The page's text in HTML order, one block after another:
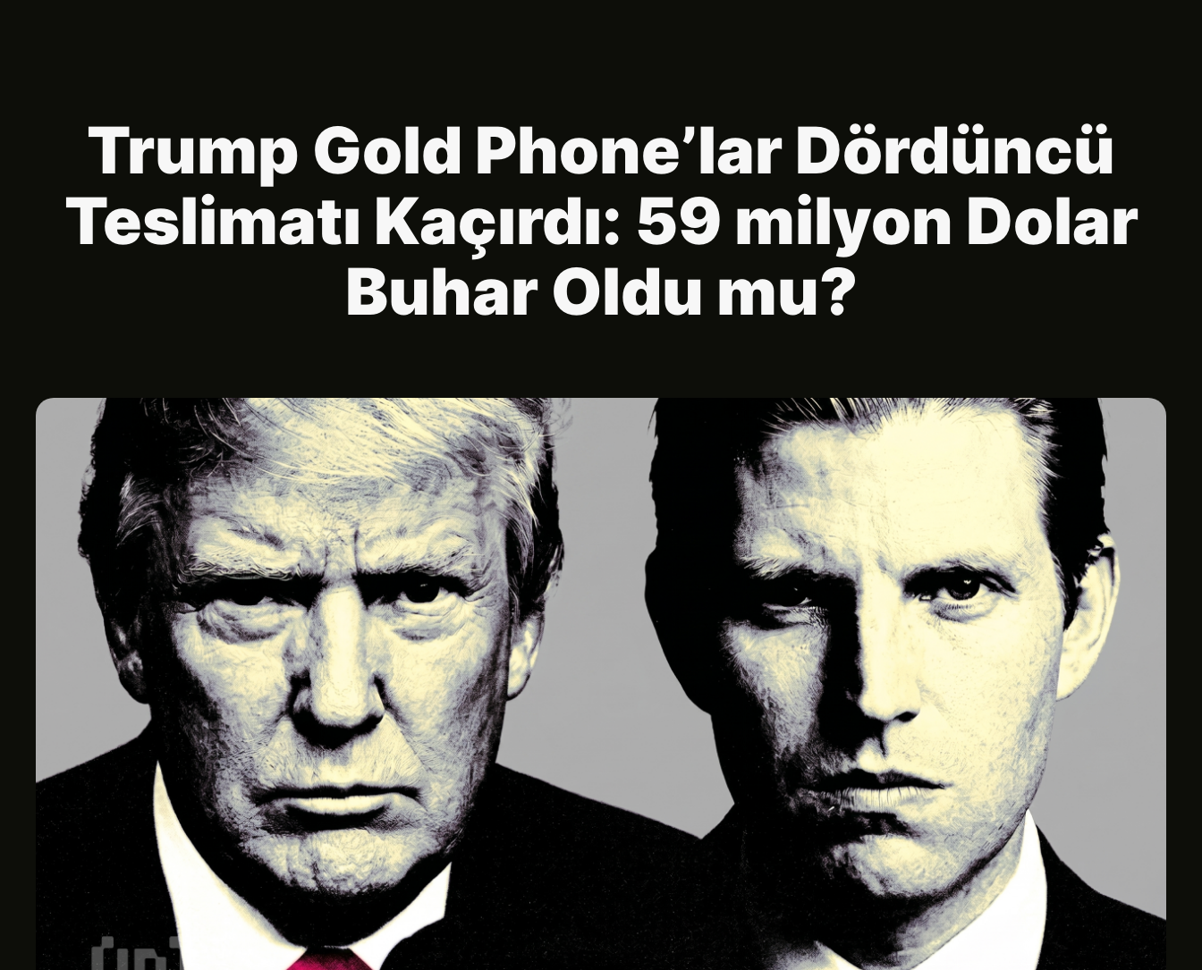
Trump Gold Phone’lar Dördüncü
Teslimatı Kaçırdı: 59 milyon Dolar
Buhar Oldu mu?